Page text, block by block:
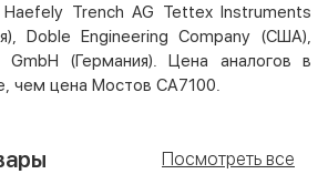
Trench AG Tettex Instruments
Doble Engineering Company (США),
GmbH (Германия). Цена аналогов в
чем цена Мостов СА7100.
Посмотреть все